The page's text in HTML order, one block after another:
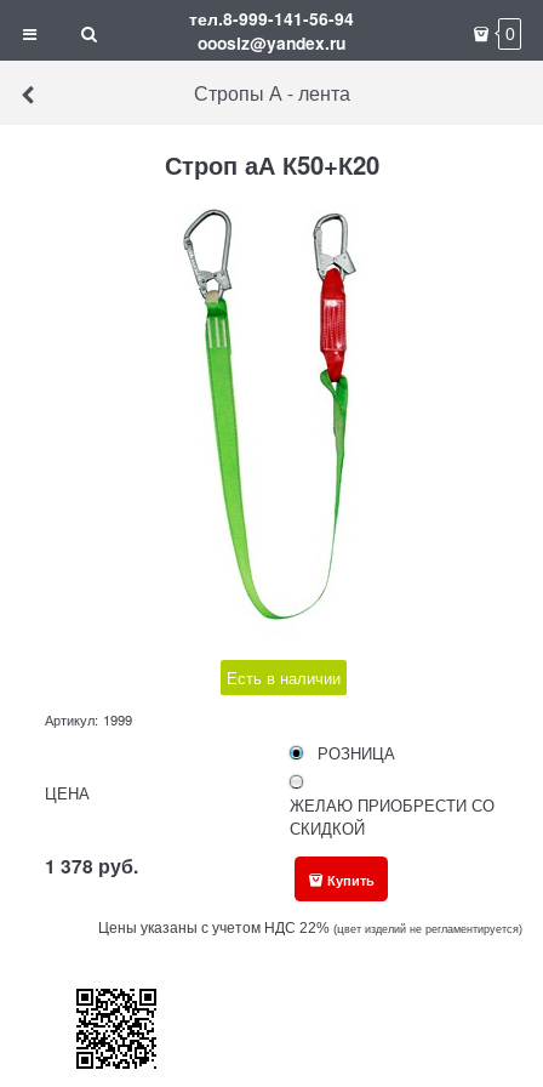
тел.8-999-141-56-94
ooosiz@yandex.ru
0
Стропы А - лента
Строп аА К50+К20
Есть в наличии
Артикул: 1999
ЦЕНА
РОЗНИЦА
ЖЕЛАЮ ПРИОБРЕСТИ СО
СКИДКОЙ
1 378 руб. Купить
Цены указаны с учетом НДС 22%(цвет изделий не регламентируется)